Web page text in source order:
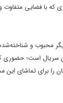
که با فضایی متفاوت
محبوب و
سریال است؛ حضوری
را برای تماشای این